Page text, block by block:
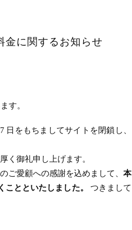
金に関するお知らせ
す。
日をもちましてサイトを閉鎖し、
く御礼申し上げます。
ご愛顧への感謝を込めまして、 本
ことといたしました。 つきまして